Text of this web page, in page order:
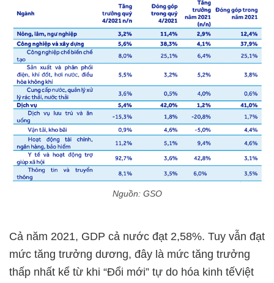
Nguồn: GSO
Cả năm 2021, GDP cả nước đạt 2,58%. Tuy vẫn đạt
mức tăng trưởng dương, đây là mức tăng trưởng
thấp nhất kể từ khi “Đổi mới” tự do hóa kinh tếViệt